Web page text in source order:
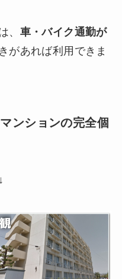
、 車・バイク通勤が
があれば利用できま
ンションの完全個